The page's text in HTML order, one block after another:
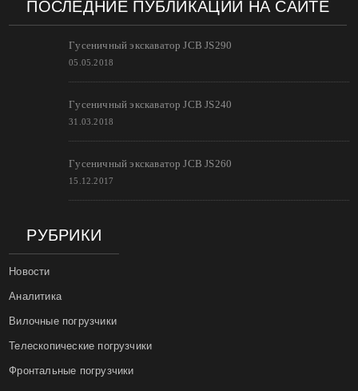
ПОСЛЕДНИЕ ПУБЛИКАЦИИ НА САЙТЕ
Гусеничный экскаватор JCB JS290
05.05.2018
Гусеничный экскаватор JCB JS240
31.03.2018
Гусеничный экскаватор JCB JS260
15.12.2017
РУБРИКИ
Новости
Аналитика
Вилочные погрузчики
Телескопические погрузчики
Фронтальные погрузчики